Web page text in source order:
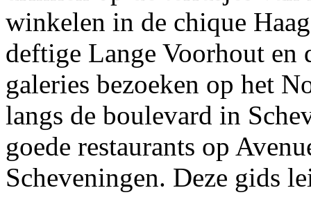
winkelen in de chique
deftige Lange Voorhout en
galeries bezoeken op het
langs de boulevard in
goede restaurants op
Scheveningen. Deze gids